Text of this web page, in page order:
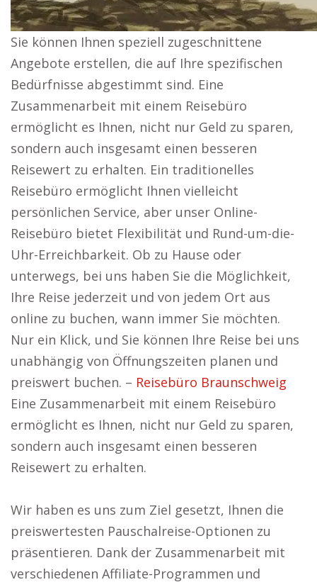
Sie können Ihnen speziell zugeschnittene
Angebote erstellen, die auf Ihre spezifischen
Bedürfnisse abgestimmt sind. Eine
Zusammenarbeit mit einem Reisebüro
ermöglicht es Ihnen, nicht nur Geld zu sparen,
sondern auch insgesamt einen besseren
Reisewert zu erhalten. Ein traditionelles
Reisebüro ermöglicht Ihnen vielleicht
persönlichen Service, aber unser Online-
Reisebüro bietet Flexibilität und Rund-um-die-
Uhr-Erreichbarkeit. Ob zu Hause oder
unterwegs, bei uns haben Sie die Möglichkeit,
Ihre Reise jederzeit und von jedem Ort aus
online zu buchen, wann immer Sie möchten.
Nur ein Klick, und Sie können Ihre Reise bei uns
unabhängig von Öffnungszeiten planen und
preiswert buchen. – Reisebüro Braunschweig
Eine Zusammenarbeit mit einem Reisebüro
ermöglicht es Ihnen, nicht nur Geld zu sparen,
sondern auch insgesamt einen besseren
Reisewert zu erhalten.
Wir haben es uns zum Ziel gesetzt, Ihnen die
preiswertesten Pauschalreise-Optionen zu
präsentieren. Dank der Zusammenarbeit mit
verschiedenen Affiliate-Programmen und